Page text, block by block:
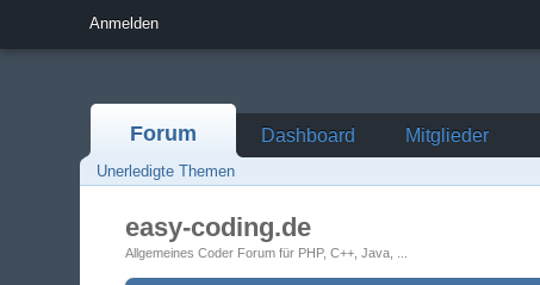
Anmelden
Forum Dashboard Mitglieder
Unerledigte Themen
easy-coding.de
Allgemeines Coder Forum für PHP, C++, Java, ...